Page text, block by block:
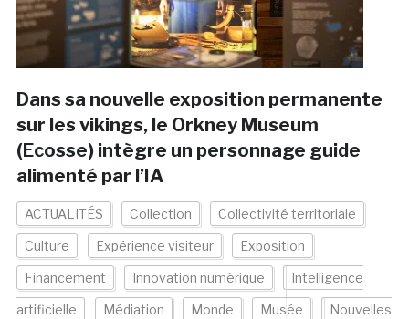
Dans sa nouvelle exposition permanente
sur les vikings, le Orkney Museum
(Ecosse) intègre un personnage guide
alimenté par l’IA
ACTUALITÉS Collection Collectivité territoriale
Culture Expérience visiteur Exposition
Financement Innovation numérique Intelligence
artificielle Médiation Monde Musée Nouvelles